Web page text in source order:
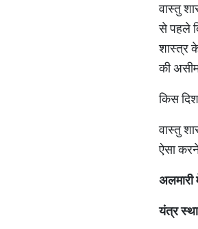
वास्तु
से पहले
शास्त्र
की
किस
वास्तु
ऐसा
यंत्र